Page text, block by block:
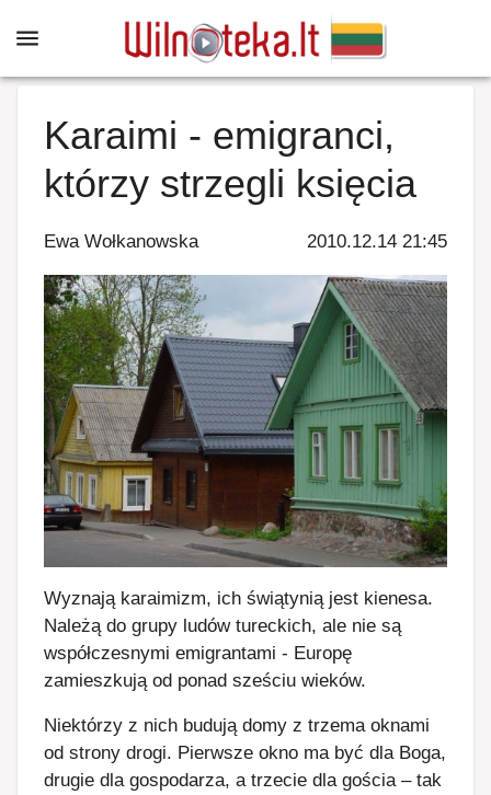
Karaimi - emigranci,
którzy strzegli księcia
Ewa Wołkanowska 2010.12.14 21:45
Wyznają karaimizm, ich świątynią jest kienesa.
Należą do grupy ludów tureckich, ale nie są
współczesnymi emigrantami - Europę
zamieszkują od ponad sześciu wieków.
Niektórzy z nich budują domy z trzema oknami
od strony drogi. Pierwsze okno ma być dla Boga,
drugie dla gospodarza, a trzecie dla gościa – tak